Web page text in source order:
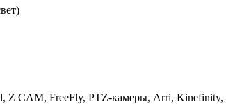
Z CAM, FreeFly, PTZ-камеры, Arri, Kinefinity,